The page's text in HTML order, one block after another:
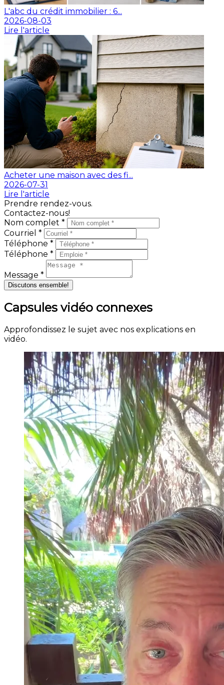
L'abc du crédit immobilier : 6...
2026-08-03
Lire l'article
Acheter une maison avec des fi...
2026-07-31
Lire l'article
Prendre rendez-vous.
Contactez-nous!
Nom complet *
Courriel *
Téléphone *
Téléphone *
Message *
Discutons ensemble!
Capsules vidéo connexes
Approfondissez le sujet avec nos explications en
vidéo.